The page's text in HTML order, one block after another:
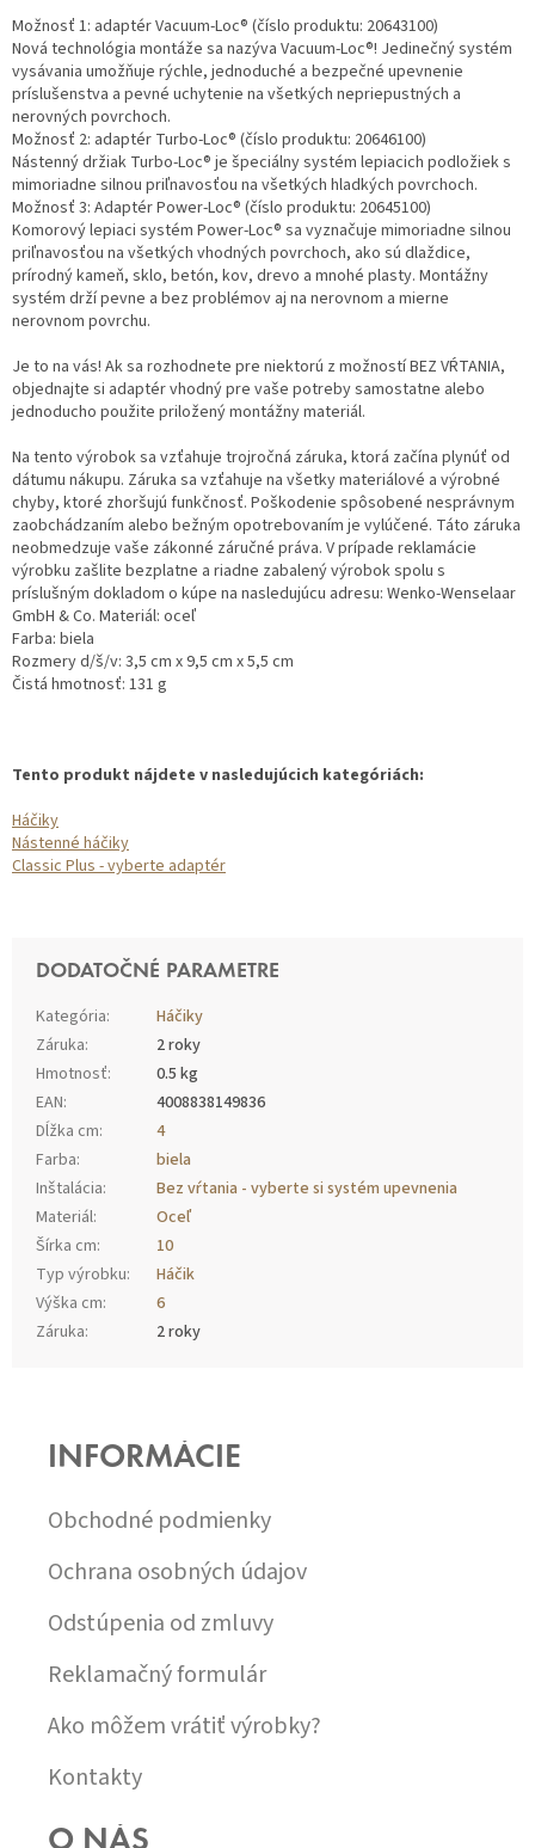
Možnosť 1: adaptér Vacuum-Loc® (číslo produktu: 20643100)
Nová technológia montáže sa nazýva Vacuum-Loc®! Jedinečný systém
vysávania umožňuje rýchle, jednoduché a bezpečné upevnenie
príslušenstva a pevné uchytenie na všetkých nepriepustných a
nerovných povrchoch.
Možnosť 2: adaptér Turbo-Loc® (číslo produktu: 20646100)
Nástenný držiak Turbo-Loc® je špeciálny systém lepiacich podložiek s
mimoriadne silnou priľnavosťou na všetkých hladkých povrchoch.
Možnosť 3: Adaptér Power-Loc® (číslo produktu: 20645100)
Komorový lepiaci systém Power-Loc® sa vyznačuje mimoriadne silnou
priľnavosťou na všetkých vhodných povrchoch, ako sú dlaždice,
prírodný kameň, sklo, betón, kov, drevo a mnohé plasty. Montážny
systém drží pevne a bez problémov aj na nerovnom a mierne
nerovnom povrchu.
Je to na vás! Ak sa rozhodnete pre niektorú z možností BEZ VŔTANIA,
objednajte si adaptér vhodný pre vaše potreby samostatne alebo
jednoducho použite priložený montážny materiál.
Na tento výrobok sa vzťahuje trojročná záruka, ktorá začína plynúť od
dátumu nákupu. Záruka sa vzťahuje na všetky materiálové a výrobné
chyby, ktoré zhoršujú funkčnosť. Poškodenie spôsobené nesprávnym
zaobchádzaním alebo bežným opotrebovaním je vylúčené. Táto záruka
neobmedzuje vaše zákonné záručné práva. V prípade reklamácie
výrobku zašlite bezplatne a riadne zabalený výrobok spolu s
príslušným dokladom o kúpe na nasledujúcu adresu: Wenko-Wenselaar
GmbH & Co. Materiál: oceľ
Farba: biela
Rozmery d/š/v: 3,5 cm x 9,5 cm x 5,5 cm
Čistá hmotnosť: 131 g
Tento produkt nájdete v nasledujúcich kategóriách:
Háčiky
Nástenné háčiky
Classic Plus - vyberte adaptér
DODATOČNÉ PARAMETRE
Kategória:
Háčiky
Záruka:
2 roky
Hmotnosť:
0.5 kg
EAN:
4008838149836
Dĺžka cm:
4
Farba:
biela
Inštalácia:
Bez vŕtania - vyberte si systém upevnenia
Materiál:
Oceľ
Šírka cm:
10
Typ výrobku:
Háčik
Výška cm:
6
Záruka:
2 roky
INFORMÁCIE
Obchodné podmienky
Ochrana osobných údajov
Odstúpenia od zmluvy
Reklamačný formulár
Ako môžem vrátiť výrobky?
Kontakty